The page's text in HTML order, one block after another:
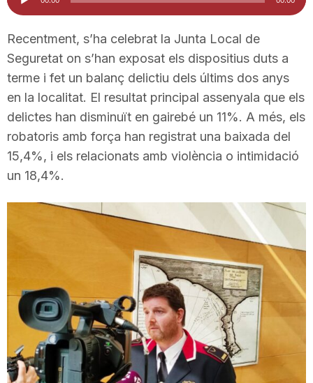
i
u
t
a
T
a
d'àudio
Recentment, s’ha celebrat la Junta Local de
Seguretat on s’han exposat els dispositius duts a
terme i fet un balanç delictiu dels últims dos anys
en la localitat. El resultat principal assenyala que els
delictes han disminuït en gairebé un 11%. A més, els
robatoris amb força han registrat una baixada del
15,4%, i els relacionats amb violència o intimidació
un 18,4%.